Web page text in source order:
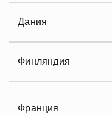
Дания
Финляндия
Франция